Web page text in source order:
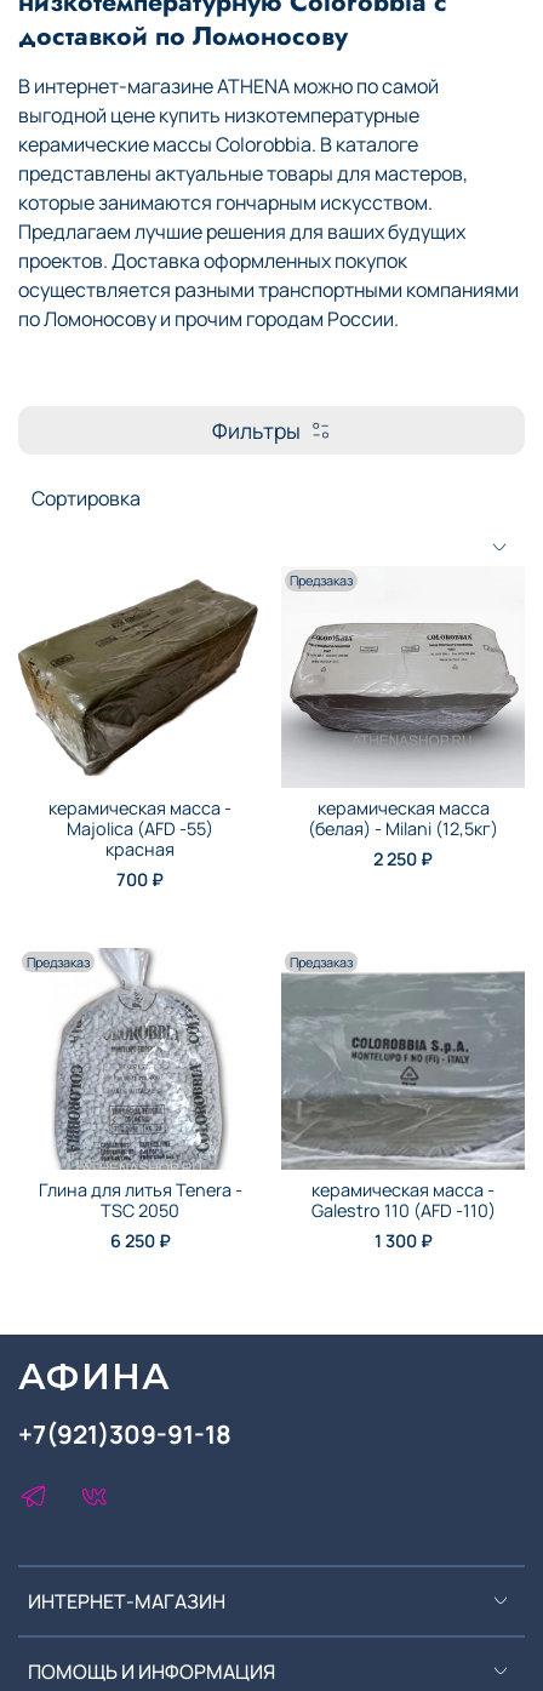
доставкой по Ломоносову
В интернет-магазине ATHENA можно по самой
выгодной цене купить низкотемпературные
керамические массы Colorobbia. В каталоге
представлены актуальные товары для мастеров,
которые занимаются гончарным искусством.
Предлагаем лучшие решения для ваших будущих
проектов. Доставка оформленных покупок
осуществляется разными транспортными компаниями
по Ломоносову и прочим городам России.
Фильтры
керамическая масса -
Majolica (AFD -55)
красная
700 ₽
Предзаказ
керамическая масса
(белая) - Milani (12,5кг)
2 250 ₽
Предзаказ
Глина для литья Tenera -
TSC 2050
6 250 ₽
Предзаказ
керамическая масса -
Galestro 110 (AFD -110)
1 300 ₽
ИНТЕРНЕТ-МАГАЗИН
ПОМОЩЬ И ИНФОРМАЦИЯ
+7(921)309-91-18
АФИНА